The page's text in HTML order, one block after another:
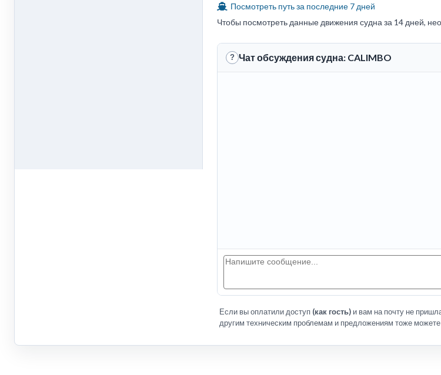
Посмотреть путь за последние 7 дней
Чтобы посмотреть данные движения судна за 14 дней,
? Чат обсуждения судна: CALIMBO
Если вы оплатили доступ (как гость) и вам на почту не
другим техническим проблемам и предложениям тоже можете